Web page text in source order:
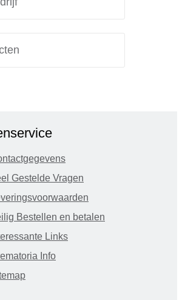
Gestelde Vragen
Bestellen en betalen
Links
Info